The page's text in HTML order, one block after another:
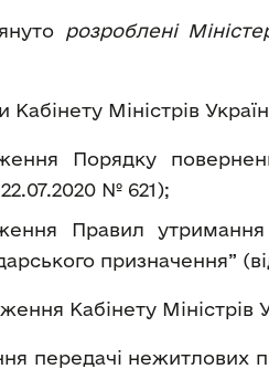
розроблені
Кабінету Міністрів
Порядку
№ 621);
Правил
призначення”
Кабінету Міністрів
передачі нежитлових